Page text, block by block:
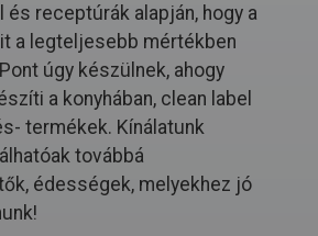
és receptúrák alapján, hogy a
a legteljesebb mértékben
úgy készülnek, ahogy
a konyhában, clean label
termékek. Kínálatunk
továbbá
édességek, melyekhez jó